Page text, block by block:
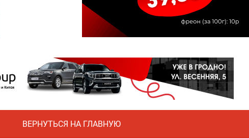
ВЕРНУТЬСЯ НА ГЛАВНУЮ